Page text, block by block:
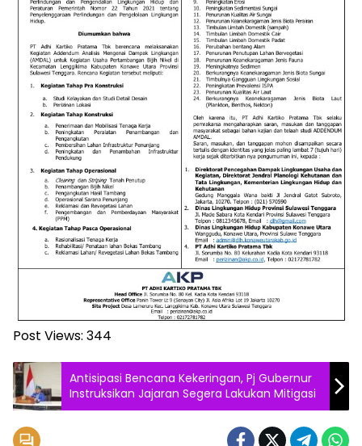
Post Views: 344
Antisipasi Bencana Kekeringan, Pj Gubernur
Instruksikan Jajaran Segera Lakukan Mitigasi